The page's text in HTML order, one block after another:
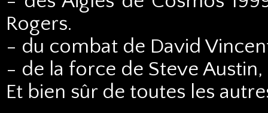
Rogers.
- du combat de David
- de la force de Steve
Et bien sûr de toutes les